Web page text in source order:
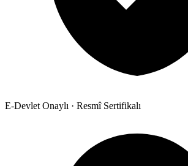
E-Devlet Onaylı · Resmî Sertifikalı